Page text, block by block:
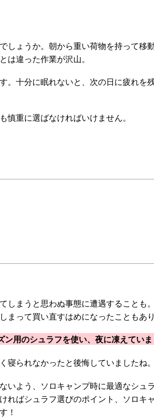
しょうか。朝から重い荷物を持って移
は違った作業が沢山。
。十分に眠れないと、次の日に疲れを
重に選ばなければいけません。
まうと思わぬ事態に遭遇することも。
って買い直すはめになったこともあり
ン用のシュラフを使い、夜に凍えていま
寝られなかったと後悔していましたね。
いよう、ソロキャンプ時に最適なシュ
ればシュラフ選びのポイント、ソロキ
！